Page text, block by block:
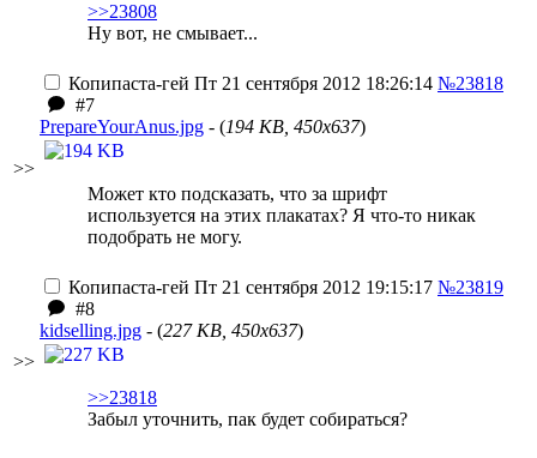
>>23808
Ну вот, не смывает...
>>
Копипаста-гей Пт 21 сентября 2012 18:26:14 №23818
#7
PrepareYourAnus.jpg - (194 KB, 450x637)
Может кто подсказать, что за шрифт
используется на этих плакатах? Я что-то никак
подобрать не могу.
>>
Копипаста-гей Пт 21 сентября 2012 19:15:17 №23819
#8
kidselling.jpg - (227 KB, 450x637)
>>23818
Забыл уточнить, пак будет собираться?